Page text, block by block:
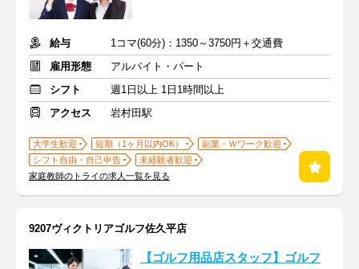
給与
1コマ(60分)：1350～3750円＋交通費
雇用形態
アルバイト・パート
シフト
週1日以上 1日1時間以上
アクセス
岩村田駅
大学生歓迎 短期（1ヶ月以内OK）
副業・Ｗワーク歓迎
シフト自由・自己申告
未経験者歓迎
家庭教師のトライの求人一覧を見る
9207ヴィクトリアゴルフ佐久平店
【ゴルフ用品店スタッフ】ゴルフ